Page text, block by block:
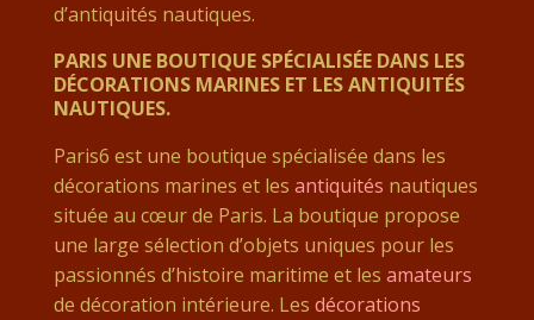
d’antiquités nautiques.
PARIS UNE BOUTIQUE SPÉCIALISÉE DANS LES
DÉCORATIONS MARINES ET LES ANTIQUITÉS
NAUTIQUES.
Paris6 est une boutique spécialisée dans les
décorations marines et les antiquités nautiques
située au cœur de Paris. La boutique propose
une large sélection d’objets uniques pour les
passionnés d’histoire maritime et les amateurs
de décoration intérieure. Les décorations